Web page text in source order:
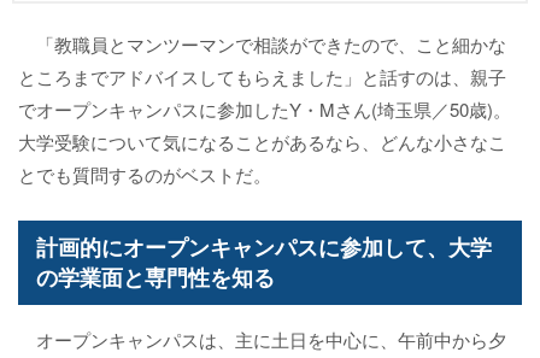
「教職員とマンツーマンで相談ができたので、こと細かな
ところまでアドバイスしてもらえました」と話すのは、親子
でオープンキャンパスに参加したY・Mさん(埼玉県／50歳)。
大学受験について気になることがあるなら、どんな小さなこ
とでも質問するのがベストだ。
計画的にオープンキャンパスに参加して、大学
の学業面と専門性を知る
オープンキャンパスは、主に土日を中心に、午前中から夕